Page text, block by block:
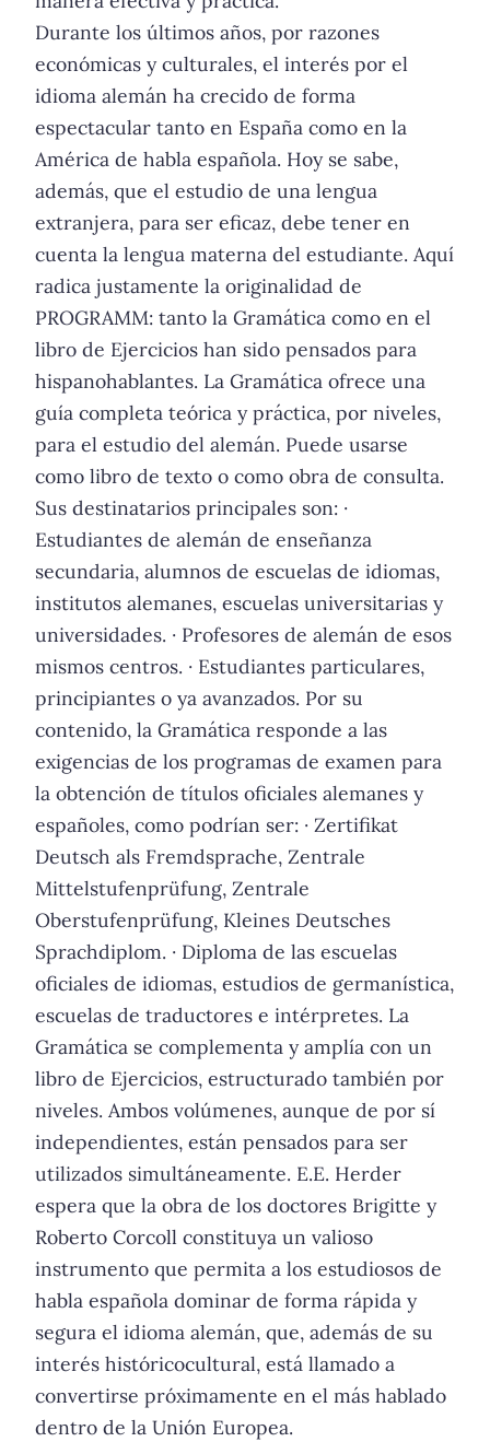
Durante los últimos años, por razones
económicas y culturales, el interés por el
idioma alemán ha crecido de forma
espectacular tanto en España como en la
América de habla española. Hoy se sabe,
además, que el estudio de una lengua
extranjera, para ser eficaz, debe tener en
cuenta la lengua materna del estudiante. Aquí
radica justamente la originalidad de
PROGRAMM: tanto la Gramática como en el
libro de Ejercicios han sido pensados para
hispanohablantes. La Gramática ofrece una
guía completa teórica y práctica, por niveles,
para el estudio del alemán. Puede usarse
como libro de texto o como obra de consulta.
Sus destinatarios principales son: ·
Estudiantes de alemán de enseñanza
secundaria, alumnos de escuelas de idiomas,
institutos alemanes, escuelas universitarias y
universidades. · Profesores de alemán de esos
mismos centros. · Estudiantes particulares,
principiantes o ya avanzados. Por su
contenido, la Gramática responde a las
exigencias de los programas de examen para
la obtención de títulos oficiales alemanes y
españoles, como podrían ser: · Zertifikat
Deutsch als Fremdsprache, Zentrale
Mittelstufenprüfung, Zentrale
Oberstufenprüfung, Kleines Deutsches
Sprachdiplom. · Diploma de las escuelas
oficiales de idiomas, estudios de germanística,
escuelas de traductores e intérpretes. La
Gramática se complementa y amplía con un
libro de Ejercicios, estructurado también por
niveles. Ambos volúmenes, aunque de por sí
independientes, están pensados para ser
utilizados simultáneamente. E.E. Herder
espera que la obra de los doctores Brigitte y
Roberto Corcoll constituya un valioso
instrumento que permita a los estudiosos de
habla española dominar de forma rápida y
segura el idioma alemán, que, además de su
interés históricocultural, está llamado a
convertirse próximamente en el más hablado
dentro de la Unión Europea.